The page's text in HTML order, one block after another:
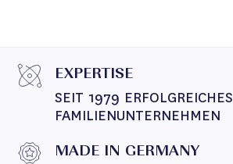
EXPERTISE
SEIT 1979 ERFOLGREICHES
FAMILIENUNTERNEHMEN
MADE IN GERMANY